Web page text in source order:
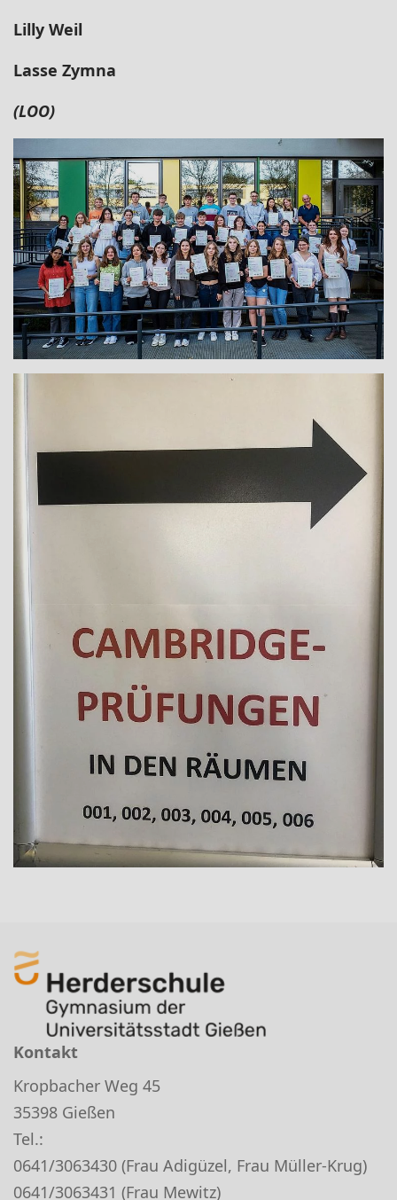
Lilly Weil
Lasse Zymna
(LOO)
Kontakt
Kropbacher Weg 45
35398 Gießen
Tel.:
0641/3063430 (Frau Adigüzel, Frau Müller-Krug)
0641/3063431 (Frau Mewitz)